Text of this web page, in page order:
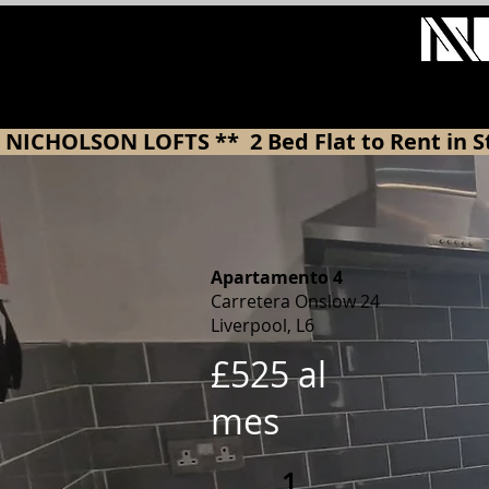
NICHOLSON LOFTS **  2 Bed Flat to Rent
Apartamento 4
Carretera Onslow 24
Liverpool, L6
£525 al
mes